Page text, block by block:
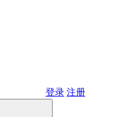
登录 注册